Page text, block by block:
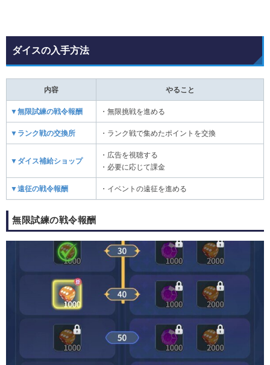
ダイスの入手方法
内容 やること
▼無限試練の戦令報酬 ・無限挑戦を進める
▼ランク戦の交換所 ・ランク戦で集めたポイントを交換
▼ダイス補給ショップ
・広告を視聴する
・必要に応じて課金
▼遠征の戦令報酬 ・イベントの遠征を進める
無限試練の戦令報酬